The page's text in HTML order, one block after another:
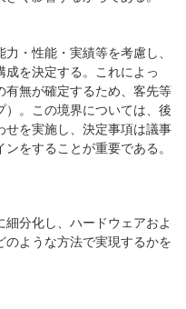
・性能・実績等を考慮し、
を決定する。これによっ
有無が確定するため、客先等
）。この境界については、後
せを実施し、決定事項は議事
をすることが重要である。
分化し、ハードウェアおよ
ような方法で実現するかを